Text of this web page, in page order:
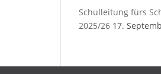
Schulleitung fürs
2025/26 17.